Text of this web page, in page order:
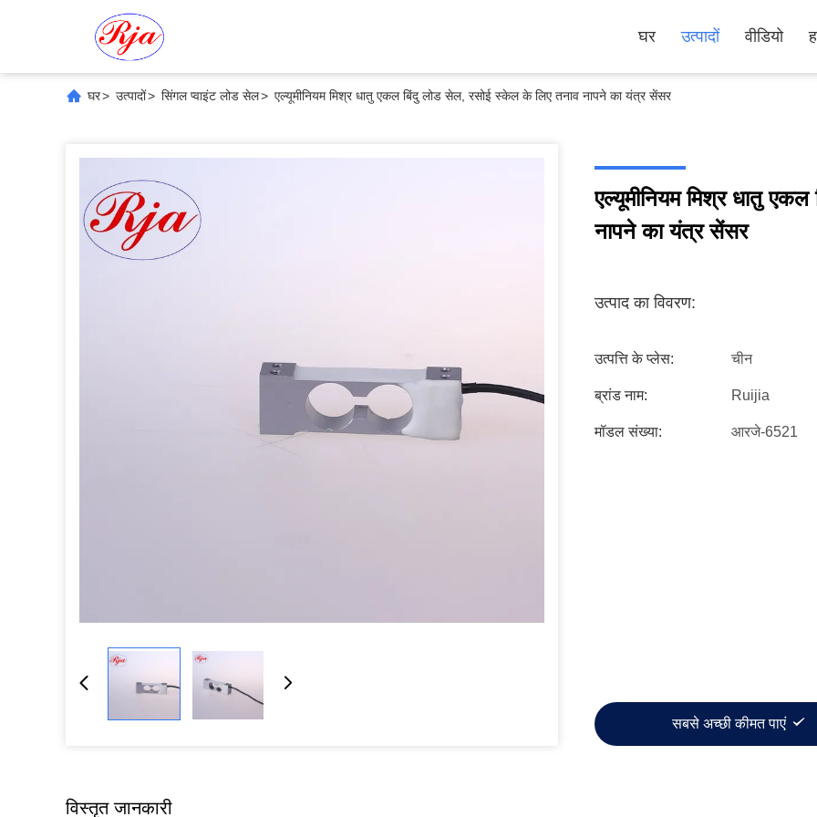
घर उत्पादों वीडियो
घर> उत्पादों> सिंगल प्वाइंट लोड सेल> एल्यूमीनियम मिश्र धातु एकल बिंदु लोड सेल, रसोई स्केल के लिए तनाव नापने का यंत्र सेंसर
एल्यूमीनियम मिश्र धातु
नापने का यंत्र सेंसर
उत्पाद का विवरण:
उत्पत्ति के प्लेस: चीन
ब्रांड नाम: Ruijia
मॉडल संख्या: आरजे-6521
सबसे अच्छी कीमत पाएं
विस्तृत जानकारी